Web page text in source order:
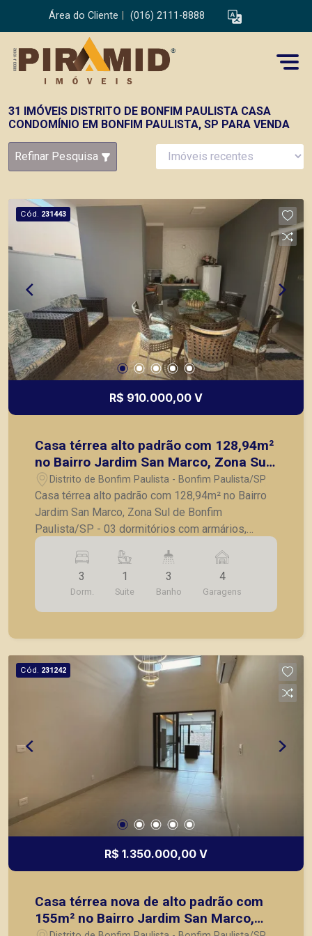
Área do Cliente (016) 2111-8888
31 IMÓVEIS DISTRITO DE BONFIM PAULISTA CASA
CONDOMÍNIO EM BONFIM PAULISTA, SP PARA VENDA
Refinar Pesquisa
Cód. 231443
R$ 910.000,00 V
Casa térrea alto padrão com 128,94m²
no Bairro Jardim San Marco, Zona Sul
de Bonfim Paulista/SP
Distrito de Bonfim Paulista - Bonfim Paulista/SP
Casa térrea alto padrão com 128,94m² no Bairro
Jardim San Marco, Zona Sul de Bonfim
Paulista/SP - 03 dormitórios com armários,
sendo 1 suíte completa; - Banheiro social; - Sala
para dois ambientes; - Varanda gourmet; -
Escritório; - Cozinha planejada; - Lavanderia
planejada; - Quintal; - Jardim; - 04 vagas de
garagem sendo 2 cobertas. Também temos
mercados, farmácias, escolas, além de pontos
comerciais localizados na Zona Sul.
3
Dorm.
1
Suite
3
Banho
4
Garagens
Cód. 231242
R$ 1.350.000,00 V
Casa térrea nova de alto padrão com
155m² no Bairro Jardim San Marco,